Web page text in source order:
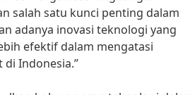
salah satu kunci penting dalam
adanya inovasi teknologi yang
efektif dalam mengatasi
Indonesia.”